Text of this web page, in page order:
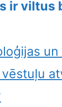
ir viltus
vēstuļu